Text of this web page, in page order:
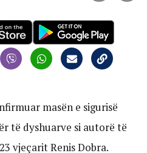
masën e sigurisë
të dyshuarve si autorë të
vjeçarit Renis Dobra.